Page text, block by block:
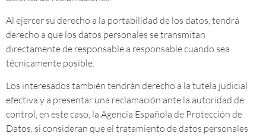
Al ejercer su derecho a la portabilidad de los datos, tendrá
derecho a que los datos personales se transmitan
directamente de responsable a responsable cuando sea
técnicamente posible.
Los interesados también tendrán derecho a la tutela judicial
efectiva y a presentar una reclamación ante la autoridad de
control, en este caso, la Agencia Española de Protección de
Datos, si consideran que el tratamiento de datos personales